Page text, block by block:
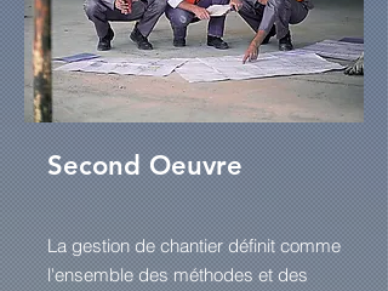
Second Oeuvre
La gestion de chantier définit comme
l'ensemble des méthodes et des